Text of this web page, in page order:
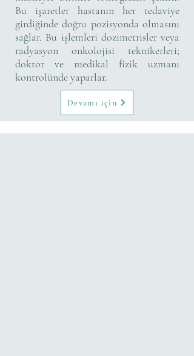
Bu işaretler hastanın her tedaviye
girdiğinde doğru pozisyonda olmasını
sağlar. Bu işlemleri dozimetrisler veya
radyasyon onkolojisi teknikerleri;
doktor ve medikal fizik uzmanı
kontrolünde yaparlar.
Devamı için